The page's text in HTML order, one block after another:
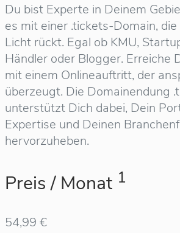
Du bist Experte in Deinem
es mit einer .tickets-Domain,
Licht rückt. Egal ob KMU,
Händler oder Blogger. Erreiche
mit einem Onlineauftritt, der
überzeugt. Die Domainendung
unterstützt Dich dabei, Dein
Expertise und Deinen
hervorzuheben.
Preis / Monat 1
54,99 €